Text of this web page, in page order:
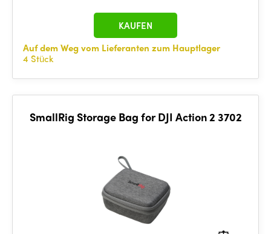
Auf dem Weg vom Lieferanten zum Hauptlager
4 Stück
KAUFEN
SmallRig Storage Bag for DJI Action 2 3702